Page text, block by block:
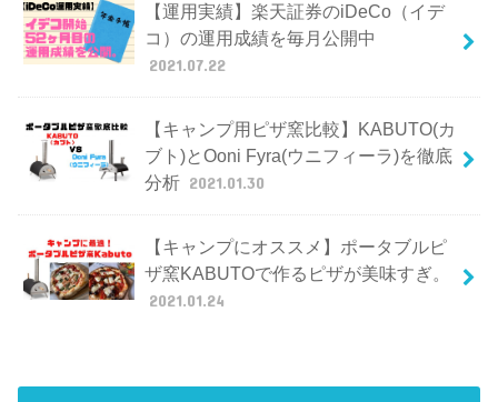
【運用実績】楽天証券のiDeCo（イデ
コ）の運用成績を毎月公開中
2021.07.22
【キャンプ用ピザ窯比較】KABUTO(カ
ブト)とOoni Fyra(ウニフィーラ)を徹底
分析 2021.01.30
【キャンプにオススメ】ポータブルピ
ザ窯KABUTOで作るピザが美味すぎ。
2021.01.24